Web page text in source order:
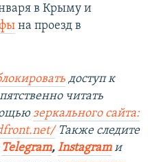
в Крыму и
на проезд в
доступ к
читать
зеркального сайта:
Также следите
Telegram, Instagramи